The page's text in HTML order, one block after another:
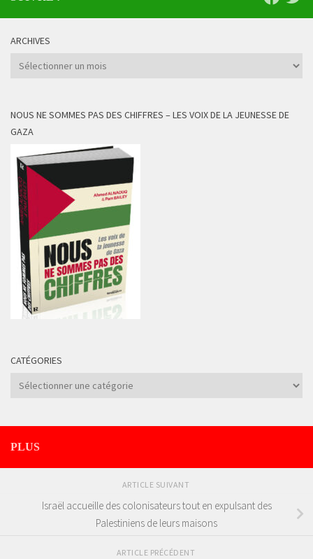
ARCHIVES
Archives
NOUS NE SOMMES PAS DES CHIFFRES – LES VOIX DE LA JEUNESSE DE
GAZA
CATÉGORIES
Catégories
PLUS
ARTICLE SUIVANT
Israël accueille des colonisateurs tout en expulsant des
Palestiniens de leurs maisons
ARTICLE PRÉCÉDENT